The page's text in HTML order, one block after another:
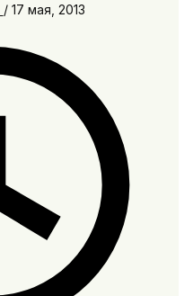
/ 17 мая, 2013